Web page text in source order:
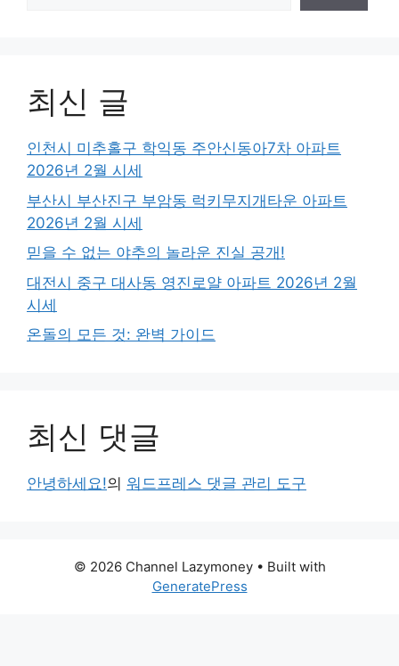
최신 글
인천시 미추홀구 학익동 주안신동아7차 아파트
2026년 2월 시세
부산시 부산진구 부암동 럭키무지개타운 아파트
2026년 2월 시세
믿을 수 없는 야추의 놀라운 진실 공개!
대전시 중구 대사동 영진로얄 아파트 2026년 2월
시세
온돌의 모든 것: 완벽 가이드
최신 댓글
안녕하세요!의 워드프레스 댓글 관리 도구
© 2026 Channel Lazymoney• Built with
GeneratePress